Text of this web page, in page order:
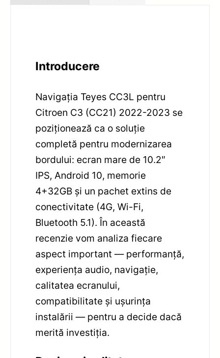
Introducere
Navigația Teyes CC3L pentru
Citroen C3 (CC21) 2022-2023 se
poziționează ca o soluție
completă pentru modernizarea
bordului: ecran mare de 10.2″
IPS, Android 10, memorie
4+32GB și un pachet extins de
conectivitate (4G, Wi-Fi,
Bluetooth 5.1). În această
recenzie vom analiza fiecare
aspect important — performanță,
experiența audio, navigație,
calitatea ecranului,
compatibilitate și ușurința
instalării — pentru a decide dacă
merită investiția.